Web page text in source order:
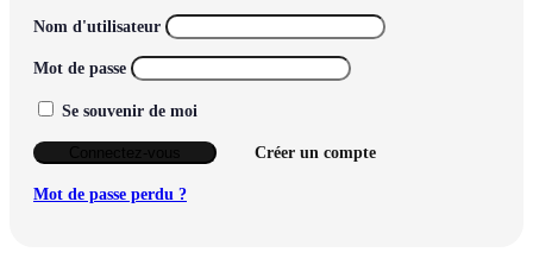
Nom d'utilisateur
Mot de passe
Se souvenir de moi
Créer un compte
Mot de passe perdu ?